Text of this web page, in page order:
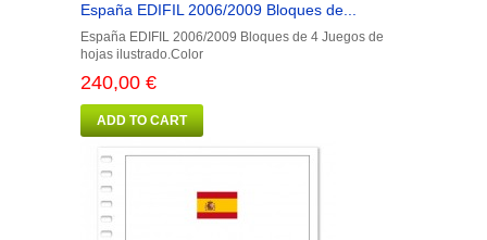
España EDIFIL 2006/2009 Bloques de...
España EDIFIL 2006/2009 Bloques de 4 Juegos de
hojas ilustrado.Color
240,00 €
ADD TO CART